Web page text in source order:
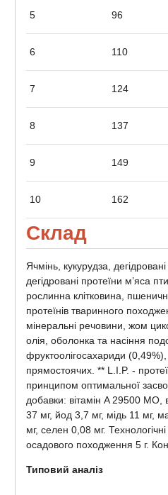
5 96
6 110
7 124
8 137
9 149
10 162
Склад
Ячмінь, кукурудза,
дегідровані протеїни м’яса
рослинна клітковина,
протеїнів тваринного
мінеральні речовини, жом
олія, оболонка та насіння
фруктоолiгосахариди
прямостоячих. ** L.I.P. -
принципом оптимальної
добавки: вітамін A 29500 МО,
37 мг, йод 3,7 мг, мідь 11 мг,
мг, селен 0,08 мг.
осадового походження 5 г.
Типовий аналіз